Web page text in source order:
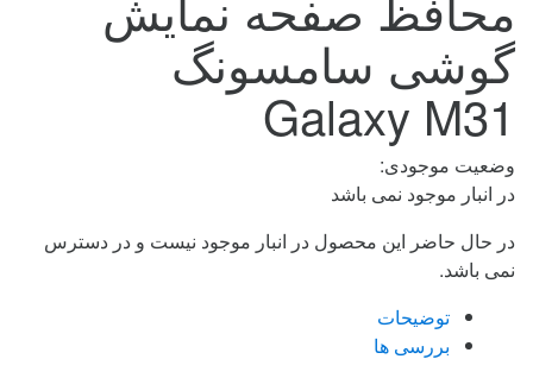
گوشی سامسونگ
Galaxy M31
وضعیت موجودی:
در انبار موجود نمی باشد
در حال حاضر این محصول در انبار موجود نیست و در دسترس
نمی باشد.
توضیحات
بررسی ها